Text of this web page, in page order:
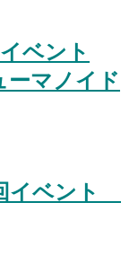
ベント
ーマノイド
イベント